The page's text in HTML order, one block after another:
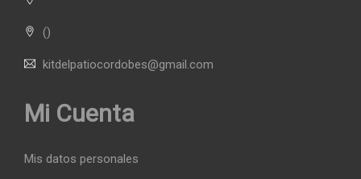
()
kitdelpatiocordobes@gmail.com
Mi Cuenta
Mis datos personales